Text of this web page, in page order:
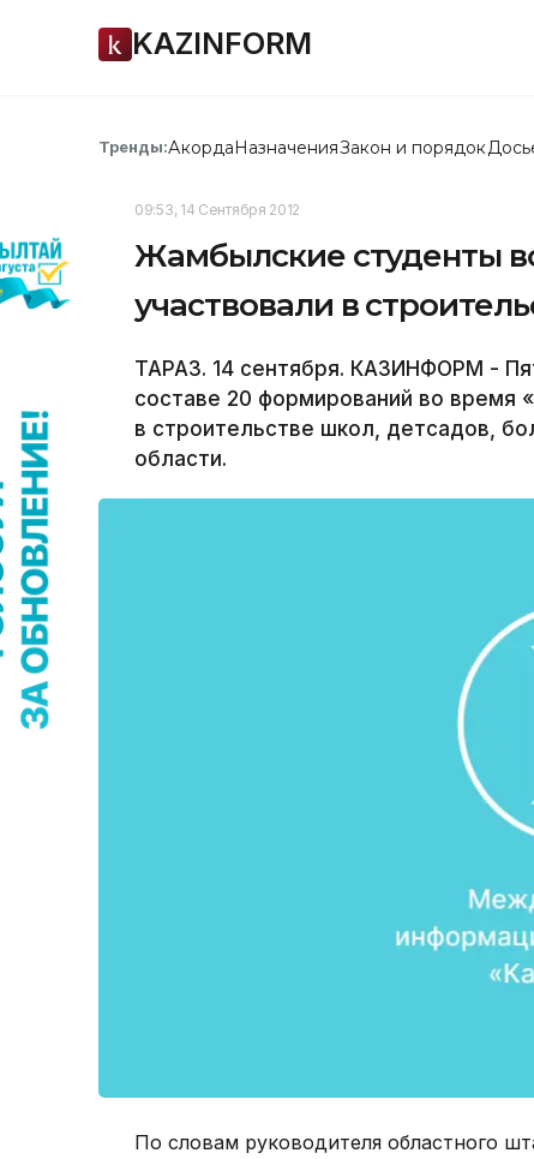
KAZINFORM
Тренды:АкордаНазначенияЗакон и порядок
09:53, 14 Сентября 2012
Жамбылские студенты
участвовали в
ТАРАЗ. 14 сентября. КАЗИНФОРМ -
составе 20 формирований во время
в строительстве школ, детсадов,
области.
По словам руководителя областного